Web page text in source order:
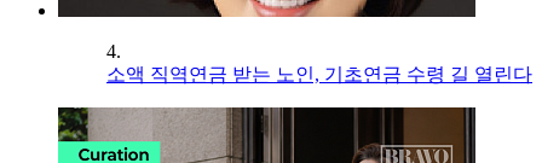
4.
소액 직역연금 받는 노인, 기초연금 수령 길 열린다